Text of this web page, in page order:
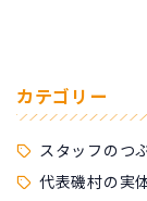
カテゴリー
スタッフのつ
代表磯村の実